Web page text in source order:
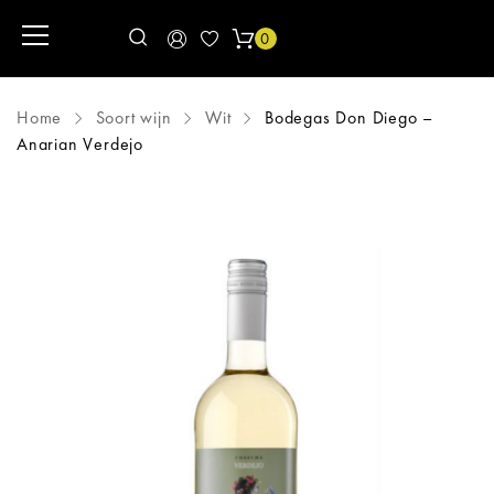
0
Home Soort wijn Wit
Bodegas Don Diego –
Anarian Verdejo